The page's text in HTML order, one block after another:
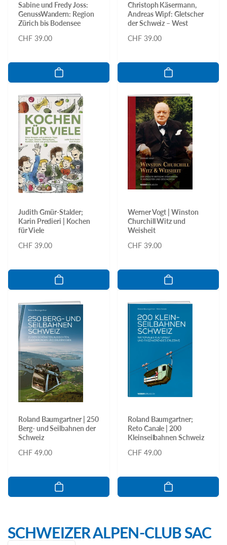
Sabine und Fredy Joss:
GenussWandern: Region
Zürich bis Bodensee
Normaler
CHF 39.00
Christoph Käsermann,
Andreas Wipf: Gletscher
der Schweiz – West
Normaler
CHF 39.00
Judith Gmür-Stalder;
Karin Predieri | Kochen
für Viele
Normaler
CHF 39.00
Werner Vogt | Winston
Churchill Witz und
Weisheit
Normaler
CHF 39.00
Roland Baumgartner | 250
Berg- und Seilbahnen der
Schweiz
Normaler
CHF 49.00
Roland Baumgartner;
Reto Canale | 200
Kleinseilbahnen Schweiz
Normaler
CHF 49.00
SCHWEIZER ALPEN-CLUB SAC